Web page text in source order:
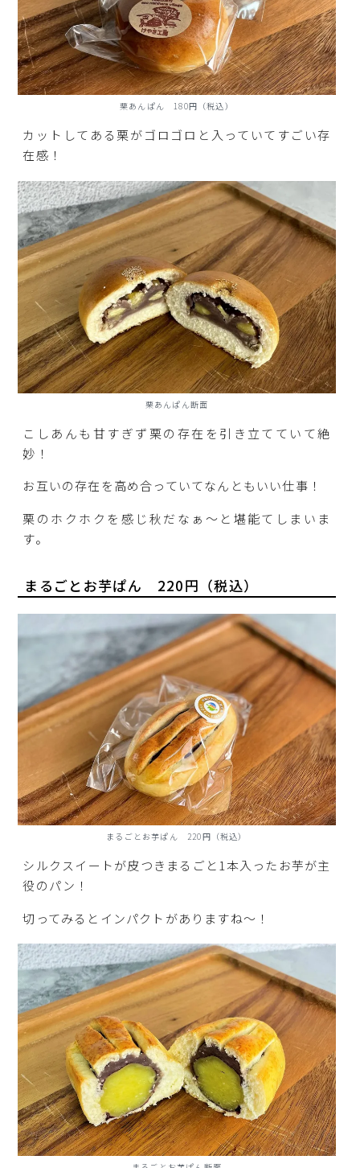
栗あんぱん 180円（税込）
カットしてある栗がゴロゴロと入っていてすごい存
在感！
栗あんぱん断面
こしあんも甘すぎず栗の存在を引き立てていて絶
妙！
お互いの存在を高め合っていてなんともいい仕事！
栗のホクホクを感じ秋だなぁ～と堪能てしまいま
す。
まるごとお芋ぱん 220円（税込）
まるごとお芋ぱん 220円（税込）
シルクスイートが皮つきまるごと1本入ったお芋が主
役のパン！
切ってみるとインパクトがありますね～！